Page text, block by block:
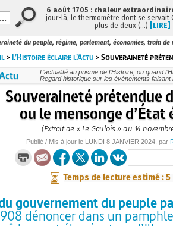
du peuple, régime, parlement, économies, train
>L’Histoire éclaire l’Actu > Souveraineté
L’actualité au prisme de l’Histoire, ou quand
Regard historique sur les événements faisant
Souveraineté prétendue
ou le mensonge d’État
(Extrait de « Le Gaulois » du 14
Publié / Mis à jour le LUNDI 8 JANVIER 2024 , par
Temps de lecture estimé : 5
gouvernement du peuple
dénoncer dans un
6 août 1705 : chaleur
jour-là, le thermomètre dont se servait
plus de deux (…) [LIRE]